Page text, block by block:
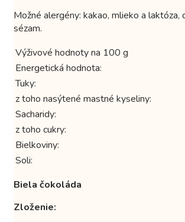
Možné alergény: kakao, mlieko a laktóza,
sézam.
Výživové hodnoty na 100 g
Energetická hodnota:
Tuky:
z toho nasýtené mastné kyseliny:
Sacharidy:
z toho cukry:
Bielkoviny:
Soli:
Biela čokoláda
Zloženie: